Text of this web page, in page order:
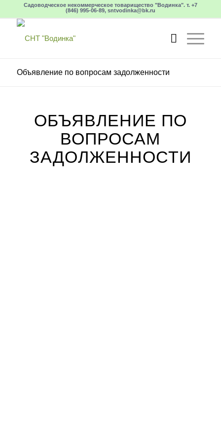
Садоводческое некоммерческое товарищество "Водинка". т. +7
(846) 995-06-89, sntvodinka@bk.ru
Объявление по вопросам задолженности
ОБЪЯВЛЕНИЕ ПО
ВОПРОСАМ
ЗАДОЛЖЕННОСТИ